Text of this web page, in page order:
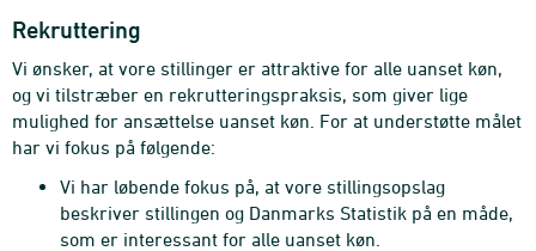
Rekruttering
Vi ønsker, at vore stillinger er attraktive for alle uanset køn,
og vi tilstræber en rekrutteringspraksis, som giver lige
mulighed for ansættelse uanset køn. For at understøtte målet
har vi fokus på følgende:
Vi har løbende fokus på, at vore stillingsopslag
beskriver stillingen og Danmarks Statistik på en måde,
som er interessant for alle uanset køn.